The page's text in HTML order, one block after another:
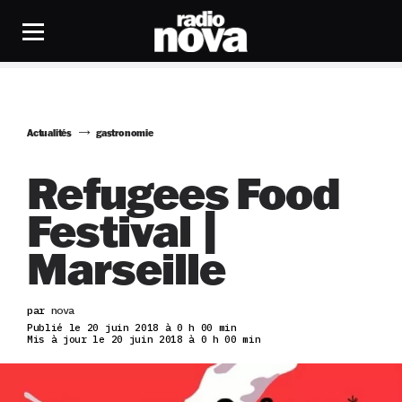
Actualités gastronomie
Refugees Food
Festival |
Marseille
par nova
Publié le 20 juin 2018 à 0 h 00 min
Mis à jour le 20 juin 2018 à 0 h 00 min